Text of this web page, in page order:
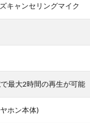
キャンセリングマイク
最大2時間の再生が可能
ホン本体)